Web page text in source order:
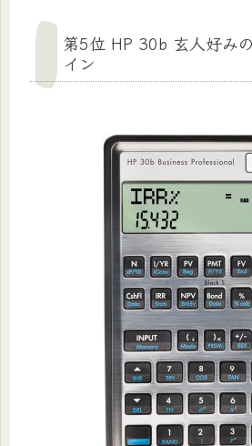
第5位 HP 30b 玄人好み
イン